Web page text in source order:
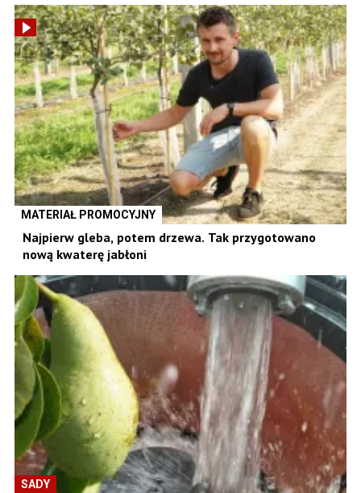
MATERIAŁ PROMOCYJNY
Najpierw gleba, potem drzewa. Tak przygotowano
nową kwaterę jabłoni
SADY